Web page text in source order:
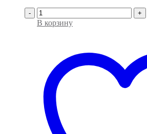
- +
В корзину